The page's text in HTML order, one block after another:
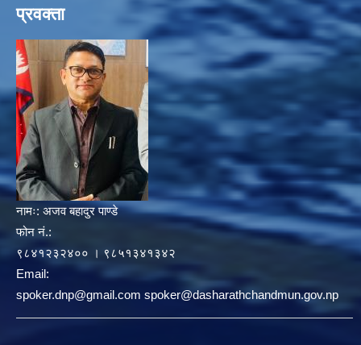
प्रवक्ता
नामः: अजव बहादुर पाण्डे
फोन नं.:
९८४१२३२४०० । ९८५१३४१३४२
Email:
spoker.dnp@gmail.com spoker@dasharathchandmun.gov.np